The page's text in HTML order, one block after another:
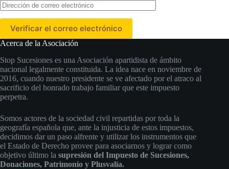
Acerca de la Asociación
Stop Sucesiones es una Asociación apartidista de ámbito
nacional legalmente constituida. La idea nace en noviembre de
2016, cuando nuestro presidente se ve afectado por el atraco al
sacrificio del honrado trabajo familiar que este impuesto
perpetra.
Somos actores de la sociedad civil repartidas por toda la
geografía española que, ante la injusticia de estos impuestos,
decidimos dar un paso alfrente y utilizar los instrumentos que
el Estado de Derecho provee para asociarnos y lograr como
objetivo último la supresión del Impuesto de Sucesiones,
Donaciones, Patrimonio y Plusvalía.